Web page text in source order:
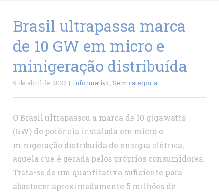
Brasil ultrapassa marca
de 10 GW em micro e
minigeração distribuída
9 de abril de 2022 | Informativo, Sem categoria
O Brasil ultrapassou a marca de 10 gigawatts
(GW) de potência instalada em micro e
minigeração distribuída de energia elétrica,
aquela que é gerada pelos próprios consumidores.
Trata-se de um quantitativo suficiente para
abastecer aproximadamente 5 milhões de